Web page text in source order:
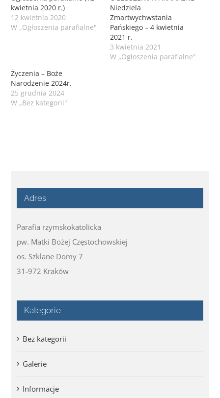
kwietnia 2020 r.)
12 kwietnia 2020
W „Ogłoszenia parafialne"
Niedziela
Zmartwychwstania
Pańskiego – 4 kwietnia
2021 r.
3 kwietnia 2021
W „Ogłoszenia parafialne"
Życzenia – Boże
Narodzenie 2024r.
25 grudnia 2024
W „Bez kategorii"
Adres
Parafia rzymskokatolicka
pw. Matki Bożej Częstochowskiej
os. Szklane Domy 7
31-972 Kraków
Kategorie
Bez kategorii
Galerie
Informacje